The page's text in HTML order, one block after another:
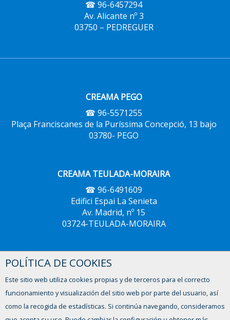
☎ 96-6457294
Av. Alicante nº 3
03750 – PEDREGUER
CREAMA PEGO
☎ 96-5571255
Plaça Franciscanes de la Puríssima Concepció, 13 bajo
03780- PEGO
CREAMA TEULADA-MORAIRA
☎ 96-6491609
Edifici Espai La Senieta
Av. Madrid, nº 15
03724-TEULADA-MORAIRA
CREAMA XÀBIA
☎ 96-5793604
Avinguda del Trenc d'Alba, 2,
POLÍTICA DE COOKIES
Este sitio web utiliza cookies propias y de terceros para el correcto
funcionamiento y visualización del sitio web por parte del usuario, así
como la recogida de estadísticas. Si continúa navegando, consideramos